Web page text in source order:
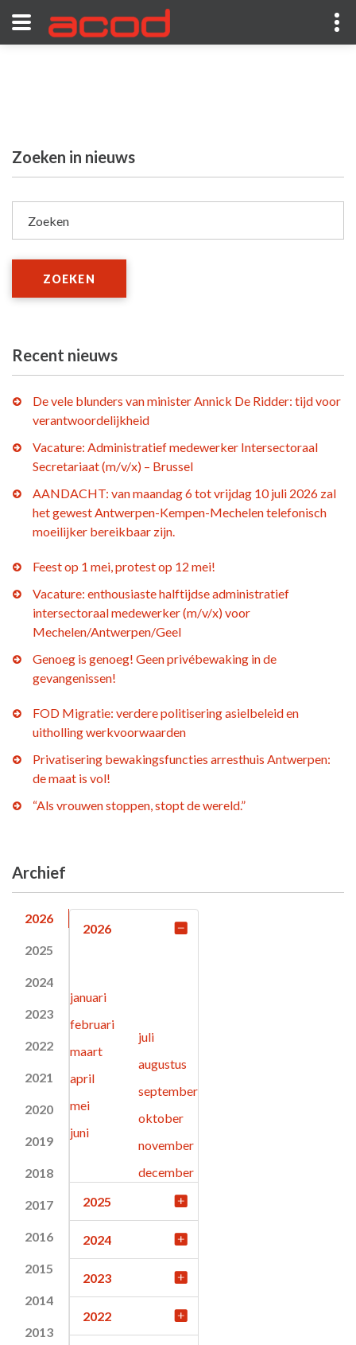
Zoeken in nieuws
Zoeken
ZOEKEN
Recent nieuws
De vele blunders van minister Annick De Ridder: tijd voor
verantwoordelijkheid
Vacature: Administratief medewerker Intersectoraal
Secretariaat (m/v/x) – Brussel
AANDACHT: van maandag 6 tot vrijdag 10 juli 2026 zal
het gewest Antwerpen-Kempen-Mechelen telefonisch
moeilijker bereikbaar zijn.
Feest op 1 mei, protest op 12 mei!
Vacature: enthousiaste halftijdse administratief
intersectoraal medewerker (m/v/x) voor
Mechelen/Antwerpen/Geel
Genoeg is genoeg! Geen privébewaking in de
gevangenissen!
FOD Migratie: verdere politisering asielbeleid en
uitholling werkvoorwaarden
Privatisering bewakingsfuncties arresthuis Antwerpen:
de maat is vol!
“Als vrouwen stoppen, stopt de wereld.”
Archief
2026
2025
2024
2023
2022
2021
2020
2019
2018
2017
2016
2015
2014
2013
2026
januari
februari
maart
april
mei
juni
juli
augustus
september
oktober
november
december
2025
2024
2023
2022